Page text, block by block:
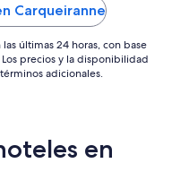
Carqueiranne
últimas 24 horas, con base
precios y la disponibilidad
adicionales.
en